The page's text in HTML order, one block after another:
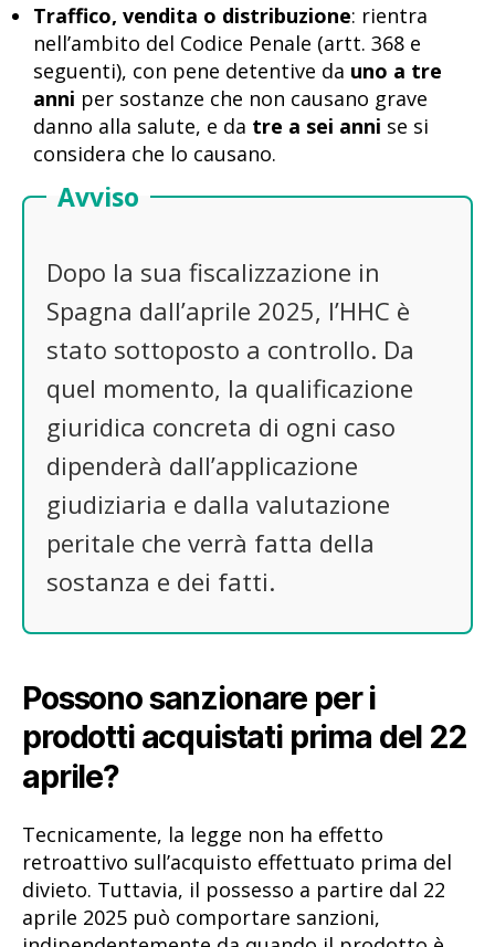
Traffico, vendita o distribuzione: rientra
nell’ambito del Codice Penale (artt. 368 e
seguenti), con pene detentive da uno a tre
anni per sostanze che non causano grave
danno alla salute, e da tre a sei anni se si
considera che lo causano.
Avviso
Dopo la sua fiscalizzazione in
Spagna dall’aprile 2025, l’HHC è
stato sottoposto a controllo. Da
quel momento, la qualificazione
giuridica concreta di ogni caso
dipenderà dall’applicazione
giudiziaria e dalla valutazione
peritale che verrà fatta della
sostanza e dei fatti.
Possono sanzionare per i
prodotti acquistati prima del 22
aprile?
Tecnicamente, la legge non ha effetto
retroattivo sull’acquisto effettuato prima del
divieto. Tuttavia, il possesso a partire dal 22
aprile 2025 può comportare sanzioni,